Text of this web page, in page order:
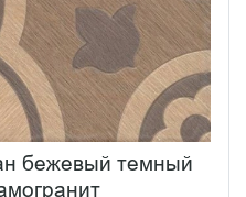
бежевый темный